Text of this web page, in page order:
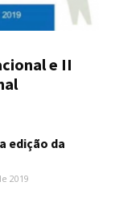
e II
edição da
2019